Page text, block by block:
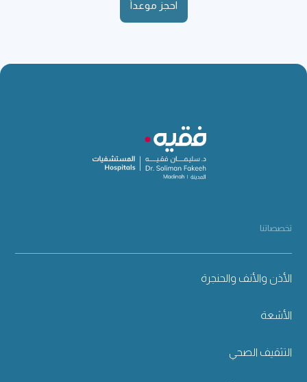
احجز موعداً
تخصصاتنا
الأذن والأنف والحنجرة
الأشعة
التثقيف الصحي